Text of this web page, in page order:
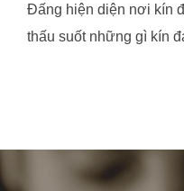
Đấng hiện diện nơi kín
thấu suốt những gì kín
Post